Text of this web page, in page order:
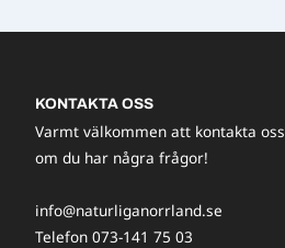
KONTAKTA OSS
Varmt välkommen att kontakta oss
om du har några frågor!
info@naturliganorrland.se
Telefon 073-141 75 03